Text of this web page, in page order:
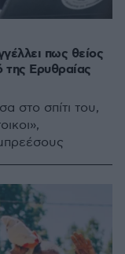
πως θείος
Ερυθραίας
στο σπίτι του,